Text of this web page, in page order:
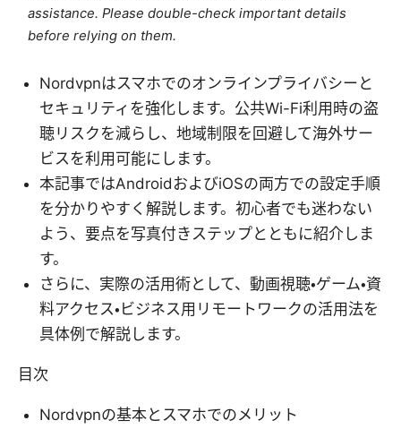
assistance. Please double-check important details
before relying on them.
Nordvpnはスマホでのオンラインプライバシーと
セキュリティを強化します。公共Wi-Fi利用時の盗
聴リスクを減らし、地域制限を回避して海外サー
ビスを利用可能にします。
本記事ではAndroidおよびiOSの両方での設定手順
を分かりやすく解説します。初心者でも迷わない
よう、要点を写真付きステップとともに紹介しま
す。
さらに、実際の活用術として、動画視聴・ゲーム・資
料アクセス・ビジネス用リモートワークの活用法を
具体例で解説します。
目次
Nordvpnの基本とスマホでのメリット